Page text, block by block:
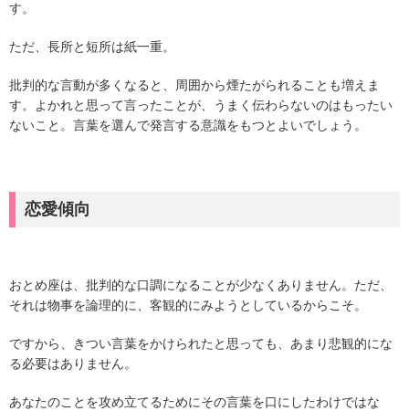
す。
ただ、長所と短所は紙一重。
批判的な言動が多くなると、周囲から煙たがられることも増えま
す。よかれと思って言ったことが、うまく伝わらないのはもったい
ないこと。言葉を選んで発言する意識をもつとよいでしょう。
恋愛傾向
おとめ座は、批判的な口調になることが少なくありません。ただ、
それは物事を論理的に、客観的にみようとしているからこそ。
ですから、きつい言葉をかけられたと思っても、あまり悲観的にな
る必要はありません。
あなたのことを攻め立てるためにその言葉を口にしたわけではな